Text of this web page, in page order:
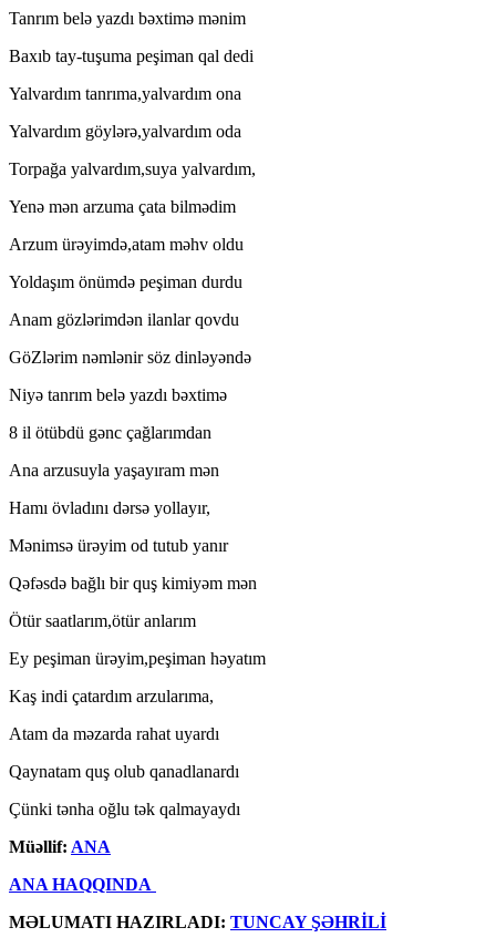
Tanrım belə yazdı bəxtimə mənim
Baxıb tay-tuşuma peşiman qal dedi
Yalvardım tanrıma,yalvardım ona
Yalvardım göylərə,yalvardım oda
Torpağa yalvardım,suya yalvardım,
Yenə mən arzuma çata bilmədim
Arzum ürəyimdə,atam məhv oldu
Yoldaşım önümdə peşiman durdu
Anam gözlərimdən ilanlar qovdu
GöZlərim nəmlənir söz dinləyəndə
Niyə tanrım belə yazdı bəxtimə
8 il ötübdü gənc çağlarımdan
Ana arzusuyla yaşayıram mən
Hamı övladını dərsə yollayır,
Mənimsə ürəyim od tutub yanır
Qəfəsdə bağlı bir quş kimiyəm mən
Ötür saatlarım,ötür anlarım
Ey peşiman ürəyim,peşiman həyatım
Kaş indi çatardım arzularıma,
Atam da məzarda rahat uyardı
Qaynatam quş olub qanadlanardı
Çünki tənha oğlu tək qalmayaydı
Müəllif: ANA
ANA HAQQINDA
MƏLUMATI HAZIRLADI: TUNCAY ŞƏHRİLİ